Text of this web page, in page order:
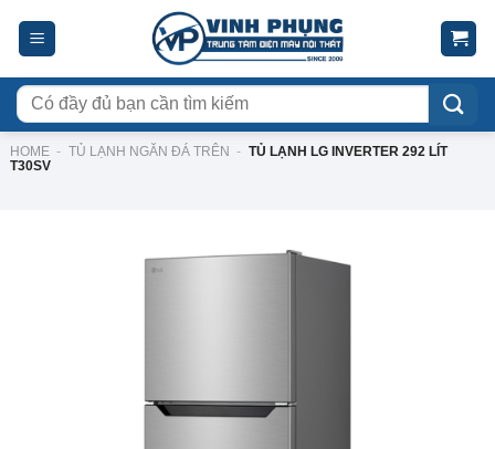
Tìm
kiếm:
HOME - TỦ LẠNH NGĂN ĐÁ TRÊN - TỦ LẠNH LG INVERTER 292 LÍT
T30SV